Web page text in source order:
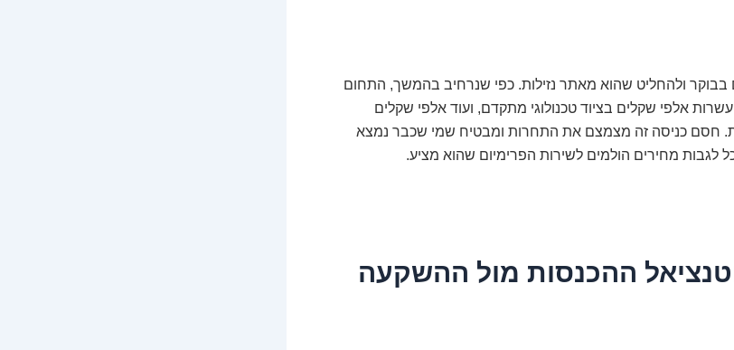
בבוקר ולהחליט שהוא מאתר נזילות. כפי שנרחיב בהמשך, התחום
אלפי שקלים בציוד טכנולוגי מתקדם, ועוד אלפי שקלים
חסם כניסה זה מצמצם את התחרות ומבטיח שמי שכבר נמצא
לגבות מחירים הולמים לשירות הפרימיום שהוא מציע.
ההכנסות מול ההשקעה